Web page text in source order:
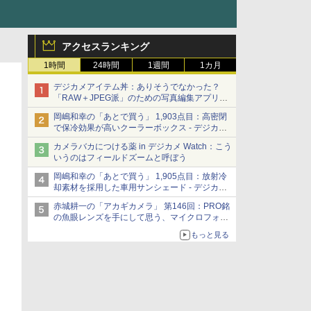
アクセスランキング
1時間 24時間 1週間 1カ月
デジカメアイテム丼：ありそうでなかった？
「RAW＋JPEG派」のための写真編集アプリ
カメラデフォルトのJPEGを大切にする
「Filmator」
岡嶋和幸の「あとで買う」 1,903点目：高密閉
で保冷効果が高いクーラーボックス - デジカメ
Watch
カメラバカにつける薬 in デジカメ Watch：こう
いうのはフィールドズームと呼ぼう
岡嶋和幸の「あとで買う」 1,905点目：放射冷
却素材を採用した車用サンシェード - デジカメ
Watch
赤城耕一の「アカギカメラ」 第146回：PRO銘
の魚眼レンズを手にして思う、マイクロフォー
もっと見る